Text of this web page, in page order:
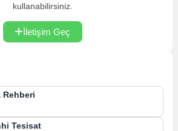
kullanabilirsiniz.
İletişim Geç
Rehberi
Tesisat